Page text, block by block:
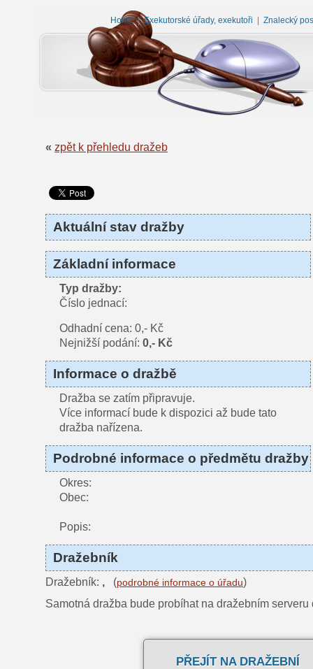
Home|Exekutorské úřady, exekutoři Znalecký
« zpět k přehledu dražeb
Aktuální stav dražby
Základní informace
Typ dražby:
Číslo jednací:
Odhadní cena: 0,- Kč
Nejnižší podání: 0,- Kč
Informace o dražbě
Dražba se zatím připravuje.
Více informací bude k dispozici až bude tato
dražba nařízena.
Podrobné informace o předmětu dražby
Okres:
Obec:
Popis:
Dražebník
Dražebník: , (podrobné informace o úřadu)
Samotná dražba bude probíhat na dražebním
PŘEJÍT NA DRAŽEBNÍ